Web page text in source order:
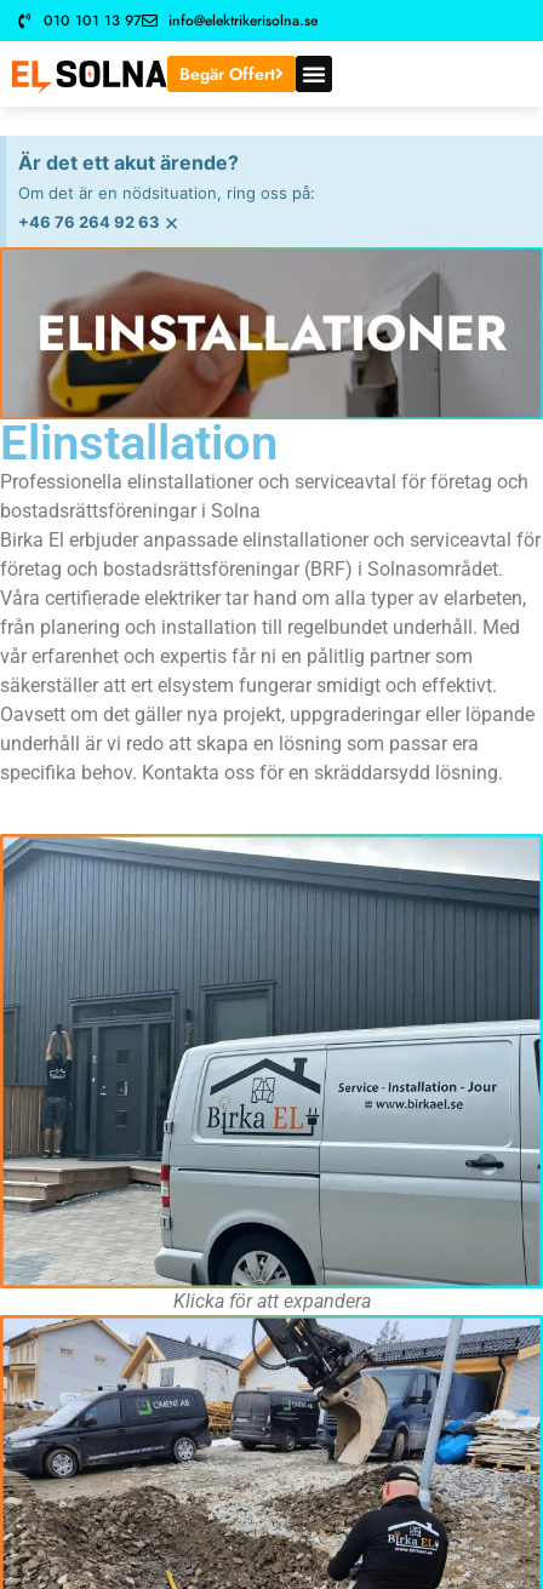
010 101 13 97 info@elektrikerisolna.se
Begär Offert
Är det ett akut ärende?
Om det är en nödsituation, ring oss på:
+46 76 264 92 63 ×
Elinstallation
Professionella elinstallationer och serviceavtal för företag och
bostadsrättsföreningar i Solna
Birka El erbjuder anpassade elinstallationer och serviceavtal för
företag och bostadsrättsföreningar (BRF) i Solnasområdet.
Våra certifierade elektriker tar hand om alla typer av elarbeten,
från planering och installation till regelbundet underhåll. Med
vår erfarenhet och expertis får ni en pålitlig partner som
säkerställer att ert elsystem fungerar smidigt och effektivt.
Oavsett om det gäller nya projekt, uppgraderingar eller löpande
underhåll är vi redo att skapa en lösning som passar era
specifika behov. Kontakta oss för en skräddarsydd lösning.
Klicka för att expandera